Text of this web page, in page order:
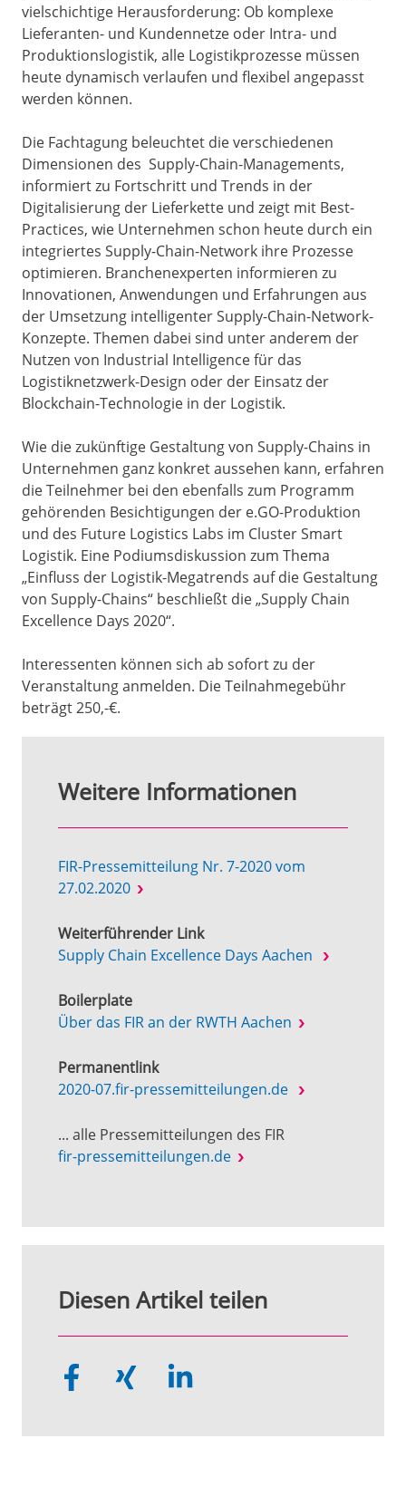
vielschichtige Herausforderung: Ob komplexe
Lieferanten- und Kundennetze oder Intra- und
Produktionslogistik, alle Logistikprozesse müssen
heute dynamisch verlaufen und flexibel angepasst
werden können.
Die Fachtagung beleuchtet die verschiedenen
Dimensionen des Supply-Chain-Managements,
informiert zu Fortschritt und Trends in der
Digitalisierung der Lieferkette und zeigt mit Best-
Practices, wie Unternehmen schon heute durch ein
integriertes Supply-Chain-Network ihre Prozesse
optimieren. Branchenexperten informieren zu
Innovationen, Anwendungen und Erfahrungen aus
der Umsetzung intelligenter Supply-Chain-Network-
Konzepte. Themen dabei sind unter anderem der
Nutzen von Industrial Intelligence für das
Logistiknetzwerk-Design oder der Einsatz der
Blockchain-Technologie in der Logistik.
Wie die zukünftige Gestaltung von Supply-Chains in
Unternehmen ganz konkret aussehen kann, erfahren
die Teilnehmer bei den ebenfalls zum Programm
gehörenden Besichtigungen der e.GO-Produktion
und des Future Logistics Labs im Cluster Smart
Logistik. Eine Podiumsdiskussion zum Thema
„Einfluss der Logistik-Megatrends auf die Gestaltung
von Supply-Chains“ beschließt die „Supply Chain
Excellence Days 2020“.
Interessenten können sich ab sofort zu der
Veranstaltung anmelden. Die Teilnahmegebühr
beträgt 250,-€.
Weitere Informationen
FIR-Pressemitteilung Nr. 7-2020 vom
27.02.2020
Weiterführender Link
Supply Chain Excellence Days Aachen
Boilerplate
Über das FIR an der RWTH Aachen
Permanentlink
2020-07.fir-pressemitteilungen.de
... alle Pressemitteilungen des FIR
fir-pressemitteilungen.de
Diesen Artikel teilen